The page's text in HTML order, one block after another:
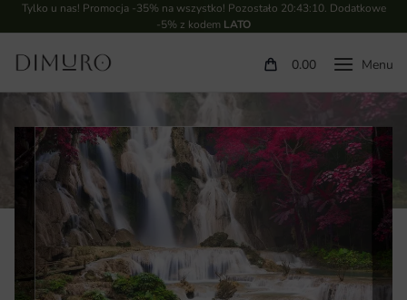
Tylko u nas! Promocja -35% na wszystko! Pozostało 20:43:09. Dodatkowe
-5% z kodem LATO
0.00